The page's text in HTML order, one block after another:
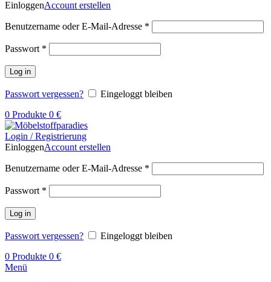
EinloggenAccount erstellen
Benutzername oder E-Mail-Adresse *
Passwort *
Log in
Passwort vergessen?
Eingeloggt bleiben
0 Produkte 0 €
Login / Registrierung
EinloggenAccount erstellen
Benutzername oder E-Mail-Adresse *
Passwort *
Log in
Passwort vergessen?
Eingeloggt bleiben
0 Produkte 0 €
Menü